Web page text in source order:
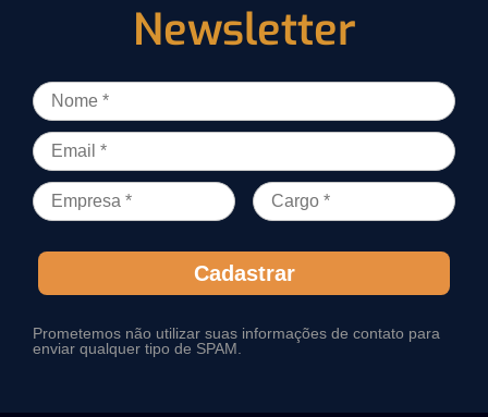
Newsletter
Cadastrar
Prometemos não utilizar suas informações de contato para
enviar qualquer tipo de SPAM.